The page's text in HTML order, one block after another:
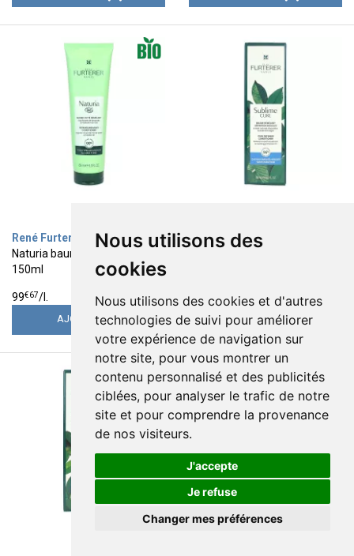
Nous utilisons des
cookies
Nous utilisons des cookies et d'autres
technologies de suivi pour améliorer
votre expérience de navigation sur
notre site, pour vous montrer un
contenu personnalisé et des publicités
ciblées, pour analyser le trafic de notre
site et pour comprendre la provenance
de nos visiteurs.
J'accepte
Je refuse
Changer mes préférences
René Furterer
Naturia baume lacté démêlant
150ml
14
99€67/l.
AJOUTER
René Furterer
16
113 /l.
AJOUTER